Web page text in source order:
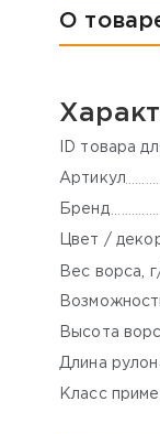
О
ID товара
Артикул
Бренд
Цвет /
Вес ворса,
Высота
Длина
Класс